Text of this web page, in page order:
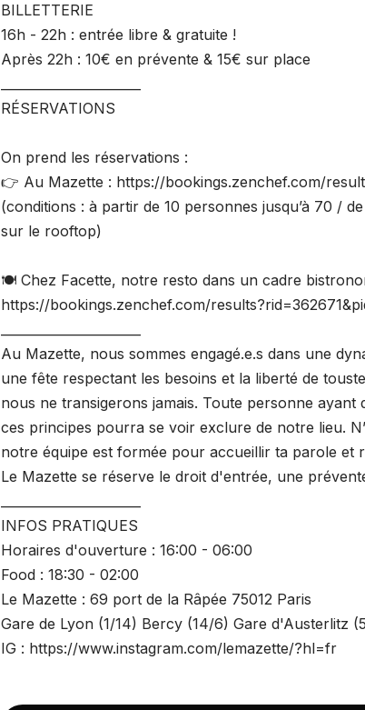
BILLETTERIE
16h - 22h : entrée libre & gratuite !
Après 22h : 10€ en prévente & 15€ sur place
RÉSERVATIONS
On prend les réservations :
👉 Au Mazette : https://bookings.zenchef.com/
(conditions : à partir de 10 personnes jusqu’à 70 /
sur le rooftop)
🍽️ Chez Facette, notre resto dans un cadre
https://bookings.zenchef.com/
Au Mazette, nous sommes engagé.e.s dans une
une fête respectant les besoins et la liberté de
nous ne transigerons jamais. Toute personne ayant
ces principes pourra se voir exclure de notre lieu.
notre équipe est formée pour accueillir ta parole et
Le Mazette se réserve le droit d'entrée, une
INFOS PRATIQUES
Horaires d'ouverture : 16:00 - 06:00
Food : 18:30 - 02:00
Le Mazette : 69 port de la Râpée 75012 Paris
Gare de Lyon (1/14) Bercy (14/6) Gare d'Austerlitz
IG : https://www.instagram.com/lemazette/?hl=fr